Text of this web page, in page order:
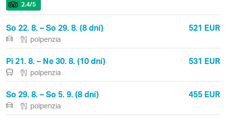
2.4/5
So 22. 8. – So 29. 8. (8 dní) 521 EUR
polpenzia
Pi 21. 8. – Ne 30. 8. (10 dní) 531 EUR
polpenzia
So 29. 8. – So 5. 9. (8 dní) 455 EUR
polpenzia